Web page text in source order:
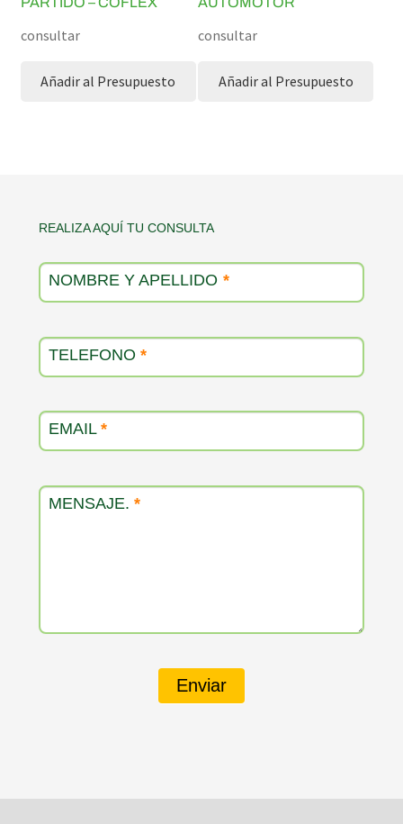
consultar
Añadir al Presupuesto
consultar
Añadir al Presupuesto
Contacto
REALIZA AQUÍ TU CONSULTA
NOMBRE Y APELLIDO *
TELEFONO *
EMAIL *
MENSAJE. *
Enviar